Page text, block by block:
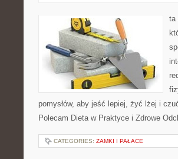
ta
pomysłów, aby jeść lepiej, żyć lżej i
Polecam Dieta w Praktyce i Zdrowe
CATEGORIES: ZAMKI I PAŁACE